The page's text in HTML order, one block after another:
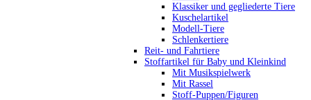
Klassiker und gegliederte Tiere
Kuschelartikel
Modell-Tiere
Schlenkertiere
Reit- und Fahrtiere
Stoffartikel für Baby und Kleinkind
Mit Musikspielwerk
Mit Rassel
Stoff-Puppen/Figuren